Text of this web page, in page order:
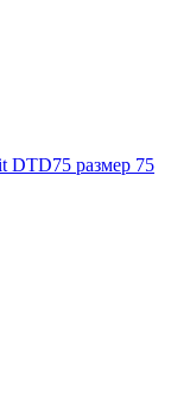
DTD75 размер 75